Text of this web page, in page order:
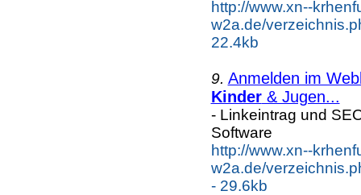
http://www.xn--
w2a.de/
22.4kb
9. Anmelden im
Kinder& Jugen...
- Linkeintrag und
Software
http://www.xn--
w2a.de/
- 29.6kb